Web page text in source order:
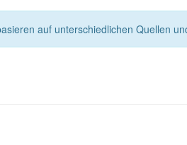
auf unterschiedlichen Quellen